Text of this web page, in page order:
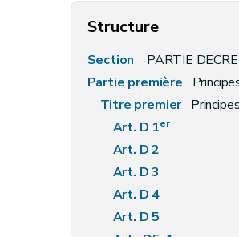
Structure
Section
PARTIE
Partie première
Titre premier Principes
Art. D 1er
Art. D 2
Art. D 3
Art. D 4
Art. D 5